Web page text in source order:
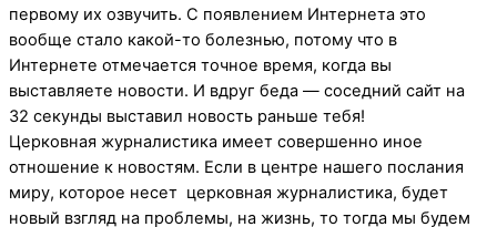
первому их озвучить. С появлением Интернета это
вообще стало какой-то болезнью, потому что в
Интернете отмечается точное время, когда вы
выставляете новости. И вдруг беда — соседний сайт на
32 секунды выставил новость раньше тебя!
Церковная журналистика имеет совершенно иное
отношение к новостям. Если в центре нашего послания
миру, которое несет церковная журналистика, будет
новый взгляд на проблемы, на жизнь, то тогда мы будем